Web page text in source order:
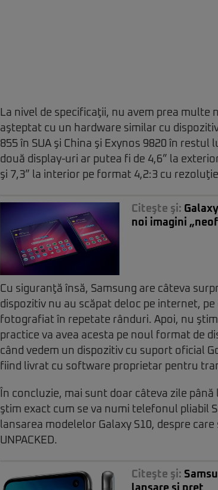
La nivel de specificaţii, nu avem prea multe
aşteptat cu un hardware similar cu
855 în SUA şi China şi Exynos 9820 în
două display-uri ar putea fi de 4,6” la
şi 7,3” la interior pe format 4,2:3 cu
Citeşte şi:
noi imagini
Cu siguranţă însă, Samsung are câteva
dispozitiv nu au scăpat deloc pe internet,
fotografiat în repetate rânduri. Apoi, nu
practice va avea acesta pe noul format de
când vedem un dispozitiv cu suport oficial
fiind livrat cu software proprietar pentru
În concluzie, mai sunt doar câteva zile
ştim exact cum se va numi telefonul pliabil
lansarea modelelor Galaxy S10, despre
UNPACKED.
Citeşte şi: